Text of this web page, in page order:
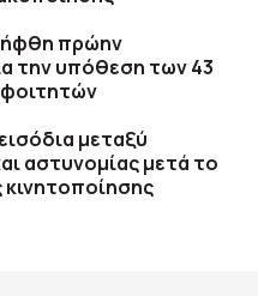
πρώην
την υπόθεση των 43
μεταξύ
αστυνομίας μετά το
κινητοποίησης